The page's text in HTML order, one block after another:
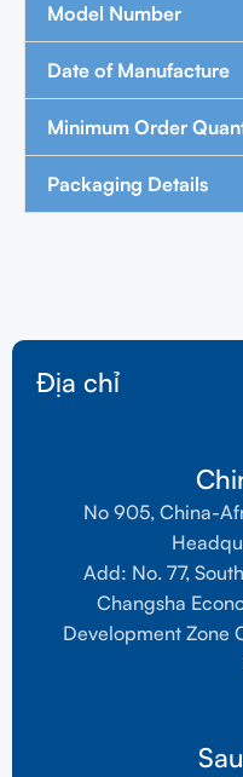
Model Number
Date of Manufacture
Minimum Order
Packaging Details
Địa chỉ
No 905, China-
Add: No. 77,
Changsha
Development Zone